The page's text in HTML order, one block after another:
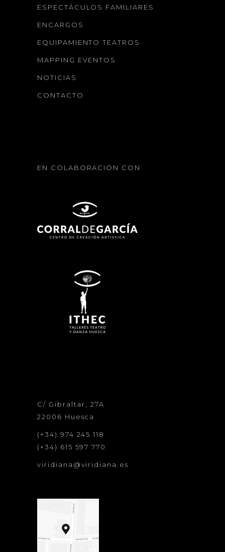
ESPECTÁCULOS FAMILIARES
ENCARGOS
EQUIPAMIENTO TEATROS
MAPPING EVENTOS
NOTICIAS
CONTACTO
EN COLABORACIÓN CON
C/ Gibraltar, 27A
22006 Huesca
(+34) 974 245 118
(+34) 615 597 770
viridiana@viridiana.es